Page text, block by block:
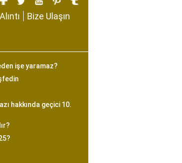
Bize Ulaşın
işe yaramaz?
hakkında geçici 10.